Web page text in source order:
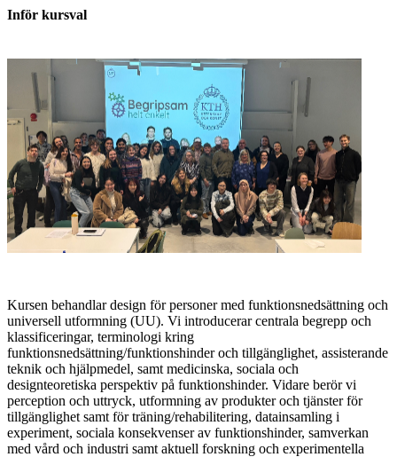
Inför kursval
Kursen behandlar design för personer med funktionsnedsättning och
universell utformning (UU). Vi introducerar centrala begrepp och
klassificeringar, terminologi kring
funktionsnedsättning/funktionshinder och tillgänglighet, assisterande
teknik och hjälpmedel, samt medicinska, sociala och
designteoretiska perspektiv på funktionshinder. Vidare berör vi
perception och uttryck, utformning av produkter och tjänster för
tillgänglighet samt för träning/rehabilitering, datainsamling i
experiment, sociala konsekvenser av funktionshinder, samverkan
med vård och industri samt aktuell forskning och experimentella